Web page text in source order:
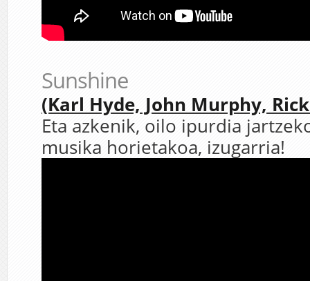
Sunshine
(Karl Hyde, John Murphy,
Eta azkenik, oilo ipurdia
musika horietakoa, izugarria!